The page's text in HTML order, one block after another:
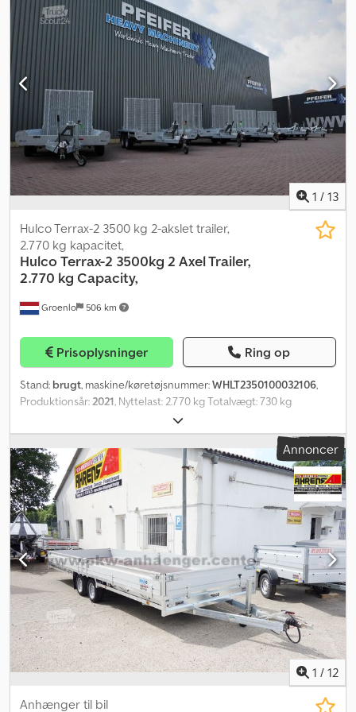
telefoniske henvendelser * 3-personers * ABS, ASR, manuelt gear,
6 gear, motorbremse, fartpilot, spærredifferentiale, komfortsæde
med varme og armlæn, radio/CD, klimaanlæg, elektriske vinduer,
elektriske og opvarmede sidespejle, tagspoiler, AdBlue, trækkrog
med kuglediameter 40 mm, luftaffjedring bag * Møbelkasse
beklædt med filt, indbyggede surringsstænger, portallåger *
Serviceret i henhold til servicebogen, seneste service ved
373.576 km i juni 2024 * Dæk for: 215/75R17,5 (6 / 7 mm) * Dæk bag:
215/75R17,5 (7 / 7 6 / 7 mm) ----Vores e-mailadresse: Vores service
til dig: - Anskaffelse af kortvarige eller toldplader Dsdpfx
Asvycnxea Rekr - Transport/levering i hele EU -
Toldbehandling af køretøjer til tredjelande Kontakt os via
1 / 13
Groenlo 506 km
Hulco Terrax-2 3500 kg 2-akslet trailer,
2.770 kg kapacitet,
HulcoTerrax-2 3500kg 2 Axel Trailer,
2.770 kg Capacity,
Prisoplysninger Ring op
Stand: brugt, maskine/køretøjsnummer:WHLT2350100032106,
Produktionsår:2021, Nyttelast: 2.770 kg Totalvægt: 730 kg
Moms/differencebeskatning: Moms fradragsberettiget Dækkets
tilstand foran: 100 Djdpfx Aoutwd Dsa Rjkr Dækkets tilstand bagpå:
100 Dæk foran: - Dæk bagpå: - Kontakt venligst PFEIFER GROUP
for mere information.
Annoncer
1 / 12
Anhænger til bil